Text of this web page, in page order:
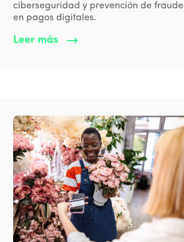
ciberseguridad y prevención de fraude
en pagos digitales.
Leer más